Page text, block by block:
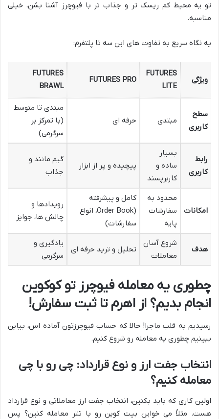
تو یه محیط کم ریسک تر و جذاب تر با فیوچرز آشنا بشن، خیلی
مناسبه.
یه نگاه سریع به تفاوت های این سه تا پلتفرم:
ویژگی
FUTURES
LITE
FUTURES PRO
FUTURES
BRAWL
سطح
کاربری
مبتدی حرفه ای
مبتدی تا متوسط
(با تمرکز بر
سرگرمی)
رابط
کاربری
بسیار
ساده و
کاربرپسند
پیچیده و پر از ابزار
گیم مانند و
جذاب
امکانات
محدود به
سفارشات
پایه
کامل و پیشرفته
(Order Book، انواع
سفارشات)
رویدادها و
چالش ها، جوایز
هدف
شروع آسان
معاملات
تحلیل و ترید حرفه ای
یادگیری و
سرگرمی
چطوری یه معامله فیوچرز تو کوکوین
انجام بدیم؟ از اهرم تا ثبت سفارش!
رسیدیم به قلب ماجرا! حالا که حساب فیوچرزتون آماده اس، بیاین
ببینیم چطوری یه معامله رو شروع کنیم.
انتخاب جفت ارز و نوع قرارداد: چی رو با چی
معامله کنیم؟
اولین کاری که باید بکنین، انتخاب جفت ارز معاملاتی و نوع قرارداد
هست. مثلاً می خواین بیت کوین رو با تتر معامله کنین؟ پس